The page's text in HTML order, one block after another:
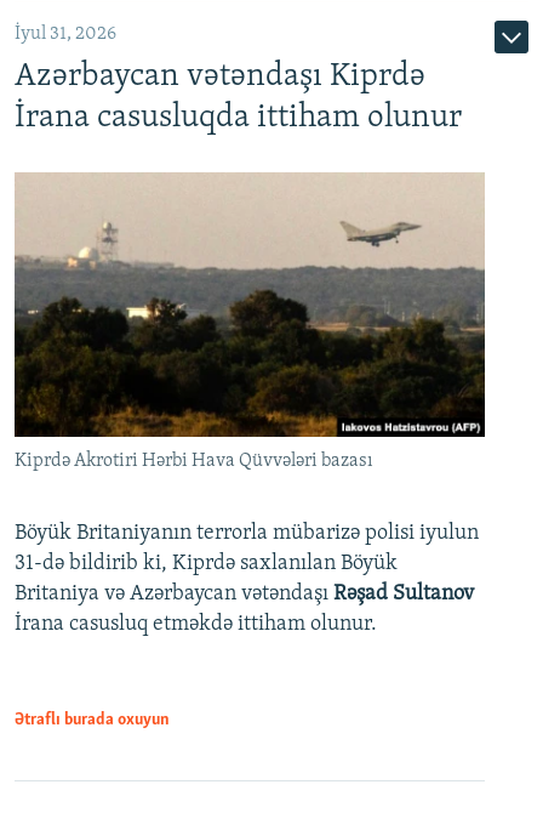
İyul 31, 2026
Azərbaycan vətəndaşı Kiprdə
İrana casusluqda ittiham olunur
Kiprdə Akrotiri Hərbi Hava Qüvvələri bazası
Böyük Britaniyanın terrorla mübarizə polisi iyulun
31-də bildirib ki, Kiprdə saxlanılan Böyük
Britaniya və Azərbaycan vətəndaşı Rəşad Sultanov
İrana casusluq etməkdə ittiham olunur.
Ətraflı burada oxuyun